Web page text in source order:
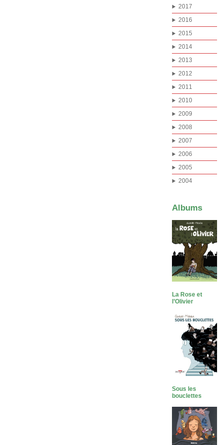
2017
2016
2015
2014
2013
2012
2011
2010
2009
2008
2007
2006
2005
2004
Albums
La Rose et
l’Olivier
Sous les
bouclettes